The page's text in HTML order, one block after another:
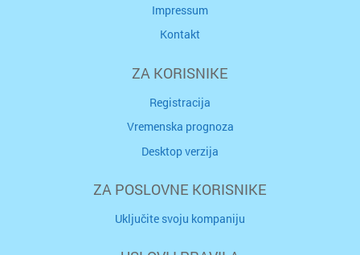
Impressum
Kontakt
ZA KORISNIKE
Registracija
Vremenska prognoza
Desktop verzija
ZA POSLOVNE KORISNIKE
Uključite svoju kompaniju